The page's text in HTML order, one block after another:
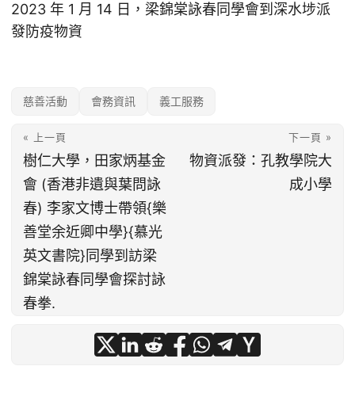
2023 年 1 月 14 日，梁錦棠詠春同學會到深水埗派
發防疫物資
慈善活動 會務資訊 義工服務
« 上一頁
樹仁大學，田家炳基金
會 (香港非遺與葉問詠
春) 李家文博士帶領{樂
善堂余近卿中學}{慕光
英文書院}同學到訪梁
錦棠詠春同學會探討詠
春拳.
下一頁 »
物資派發：孔教學院大
成小學